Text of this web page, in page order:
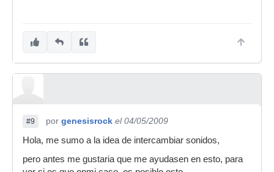
#9 por genesisrock el 04/05/2009
Hola, me sumo a la idea de intercambiar sonidos,
pero antes me gustaria que me ayudasen en esto, para